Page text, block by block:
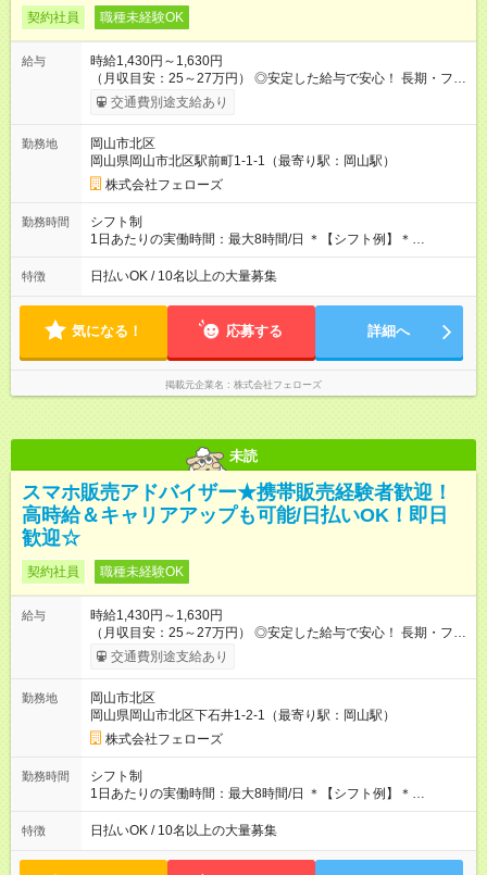
契約社員 職種未経験OK
給与
時給1,430円～1,630円
（月収目安：25～27万円） ◎安定した給与で安心！ 長期・フル
タイムで勤務いただける方にお越しいただきたいと思っていま
す。シフトが削られることはないので、安定した給与が入りま
たいという人もいると思います。このあたりは柔軟に対応する
ので、お気軽にご相談ください！ ※2ヶ月の試用期間がありま
す。その間の給与・待遇に変更はありません。 【試用期間】試
用期間あり 試用期間の長さ：2ヶ月 雇用形態、給与は本採用時
と同じです。
交通費別途支給あり
勤務地
岡山市北区
岡山県岡山市北区駅前町1-1-1（最寄り駅：岡山駅）
株式会社フェローズ
勤務時間
シフト制
1日あたりの実働時間：最大8時間/日 ＊【シフト例】＊
(1) 10:00～19:00 (2) 11:00～20:00 (3) 12:00～21:00 など ◎
いずれも実働8時間・休憩1時間です。中抜けシフトなどはあり
たい」などあれば相談に応じますのでおっしゃってください！
特徴 日払いOK / 10名以上の大量募集
気になる！ 応募する 詳細へ
掲載元企業名 株式会社フェローズ
未読
スマホ販売アドバイザー★携帯販売経験者歓迎！
高時給＆キャリアアップも可能/日払いOK！即日
歓迎☆
契約社員 職種未経験OK
給与
時給1,430円～1,630円
（月収目安：25～27万円） ◎安定した給与で安心！ 長期・フル
タイムで勤務いただける方にお越しいただきたいと思っていま
す。シフトが削られることはないので、安定した給与が入りま
たいという人もいると思います。このあたりは柔軟に対応する
ので、お気軽にご相談ください！ ※2ヶ月の試用期間がありま
す。その間の給与・待遇に変更はありません。 【試用期間】試
用期間あり 試用期間の長さ：2ヶ月 雇用形態、給与は本採用時
と同じです。
交通費別途支給あり
勤務地
岡山市北区
岡山県岡山市北区下石井1-2-1（最寄り駅：岡山駅）
株式会社フェローズ
勤務時間
シフト制
1日あたりの実働時間：最大8時間/日 ＊【シフト例】＊
(1) 10:00～19:00 (2) 11:00～20:00 (3) 12:00～21:00 など ◎
いずれも実働8時間・休憩1時間です。中抜けシフトなどはあり
たい」などあれば相談に応じますのでおっしゃってください！
特徴 日払いOK / 10名以上の大量募集